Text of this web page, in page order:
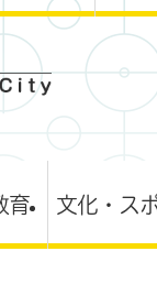
育 文化・ス